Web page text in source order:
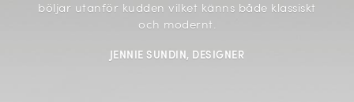
böljar utanför kudden vilket känns både klassiskt
och modernt.
JENNIE SUNDIN, DESIGNER